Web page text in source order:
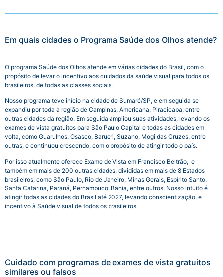
Em quais cidades o Programa Saúde dos Olhos atende?
O programa Saúde dos Olhos atende em várias cidades do Brasil, com o
propósito de levar o incentivo aos cuidados da saúde visual para todos os
brasileiros, de todas as classes sociais.
Nosso programa teve início na cidade de Sumaré/SP, e em seguida se
expandiu por toda a região de Campinas, Americana, Piracicaba, entre
outras cidades da região. Em seguida ampliou suas atividades, levando os
exames de vista gratuitos para São Paulo Capital e todas as cidades em
volta, como Guarulhos, Osasco, Barueri, Suzano, Mogi das Cruzes, entre
outras, e continuou crescendo, com o propósito de atingir todo o país.
Por isso atualmente oferece Exame de Vista em Francisco Beltrão, e
também em mais de 200 outras cidades, divididas em mais de 8 Estados
brasileiros, como São Paulo, Rio de Janeiro, Minas Gerais, Espírito Santo,
Santa Catarina, Paraná, Pernambuco, Bahia, entre outros. Nosso intuito é
atingir todas as cidades do Brasil até 2027, levando conscientização, e
incentivo à Saúde visual de todos os brasileiros.
Cuidado com programas de exames de vista gratuitos
similares ou falsos